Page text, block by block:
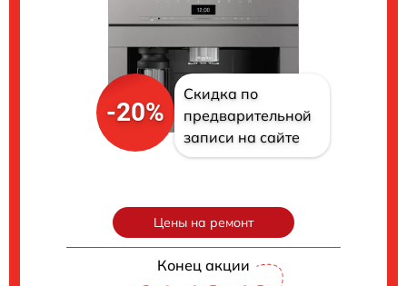
-20%
Скидка по
предварительной
записи на сайте
Цены на ремонт
Конец акции